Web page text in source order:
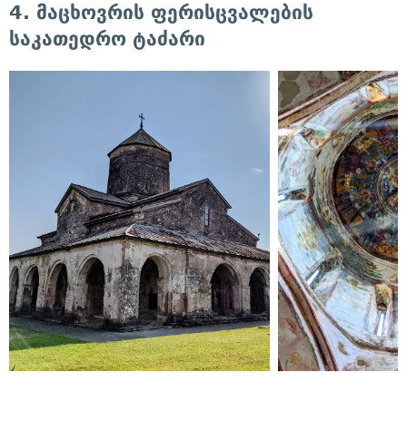
4. მაცხოვრის ფერისცვალების
საკათედრო ტაძარი